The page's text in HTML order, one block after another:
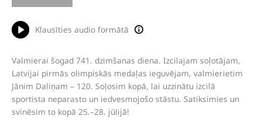
Klausīties audio formātā
Valmierai šogad 741. dzimšanas diena. Izcilajam soļotājam,
Latvijai pirmās olimpiskās medaļas ieguvējam, valmierietim
Jānim Daliņam – 120. Soļosim kopā, lai uzzinātu izcilā
sportista neparasto un iedvesmojošo stāstu. Satiksimies un
svinēsim to kopā 25.–28. jūlijā!